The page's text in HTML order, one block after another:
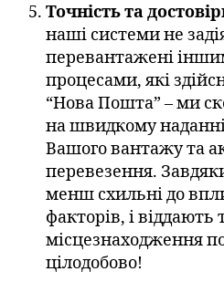
Точність та
наші системи не
перевантажені
процесами, які
“Нова Пошта” – ми
на швидкому
Вашого вантажу та
перевезення.
менш схильні до
факторів, і віддають
місцезнаходження
цілодобово!